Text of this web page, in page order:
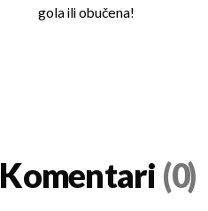
gola ili obučena!
Komentari (0)